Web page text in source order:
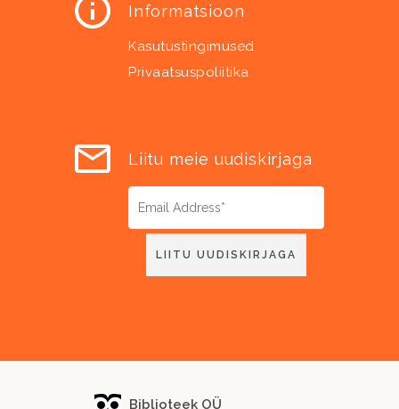
Informatsioon
Kasutustingimused
Privaatsuspoliitika
Liitu meie uudiskirjaga
Biblioteek OÜ